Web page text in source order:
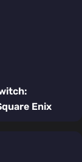
Enix